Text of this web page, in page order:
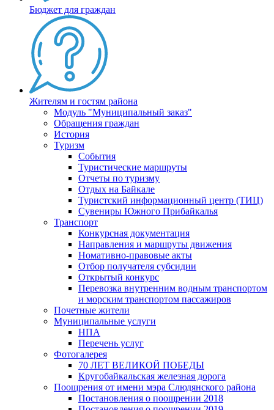
Бюджет для граждан
Жителям и гостям района
Модуль "Муниципальный заказ"
Обращения граждан
История
Туризм
События
Туристические маршруты
Отчеты по туризму
Отдых на Байкале
Туристский информационный центр (ТИЦ)
Сувениры Южного Прибайкалья
Транспорт
Конкурсная документация
Направления и маршруты движения
Номативно-правовые акты
Отбор получателя субсидии
Открытый конкурс
Перевозка внутренним водным транспортом
и морским транспортом пассажиров
Почетные жители
Муниципальные услуги
НПА
Перечень услуг
Фотогалерея
70 ЛЕТ ВЕЛИКОЙ ПОБЕДЫ
Кругобайкальская железная дорога
Поощрения от имени мэра Слюдянского района
Постановления о поощрении 2018